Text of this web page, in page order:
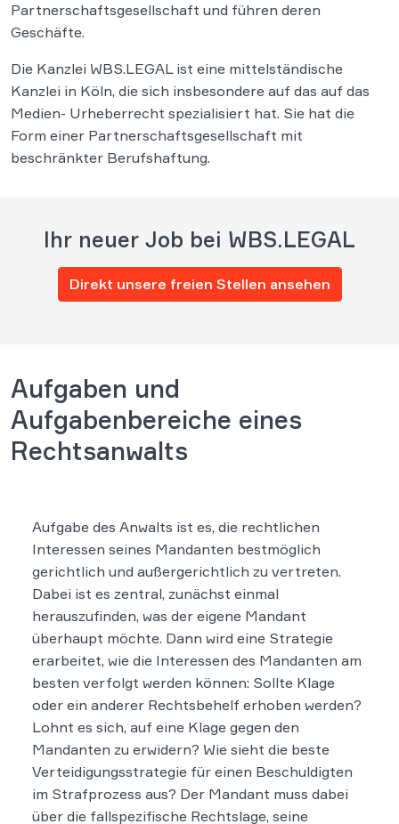
Partnerschaftsgesellschaft und führen deren
Geschäfte.
Die Kanzlei WBS.LEGAL ist eine mittelständische
Kanzlei in Köln, die sich insbesondere auf das auf das
Medien- Urheberrecht spezialisiert hat. Sie hat die
Form einer Partnerschaftsgesellschaft mit
beschränkter Berufshaftung.
Ihr neuer Job bei WBS.LEGAL
Direkt unsere freien Stellen ansehen
Aufgaben und
Aufgabenbereiche eines
Rechtsanwalts
Aufgabe des Anwalts ist es, die rechtlichen
Interessen seines Mandanten bestmöglich
gerichtlich und außergerichtlich zu vertreten.
Dabei ist es zentral, zunächst einmal
herauszufinden, was der eigene Mandant
überhaupt möchte. Dann wird eine Strategie
erarbeitet, wie die Interessen des Mandanten am
besten verfolgt werden können: Sollte Klage
oder ein anderer Rechtsbehelf erhoben werden?
Lohnt es sich, auf eine Klage gegen den
Mandanten zu erwidern? Wie sieht die beste
Verteidigungsstrategie für einen Beschuldigten
im Strafprozess aus? Der Mandant muss dabei
über die fallspezifische Rechtslage, seine